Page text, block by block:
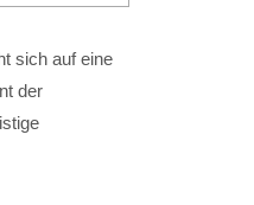
sich auf eine
der